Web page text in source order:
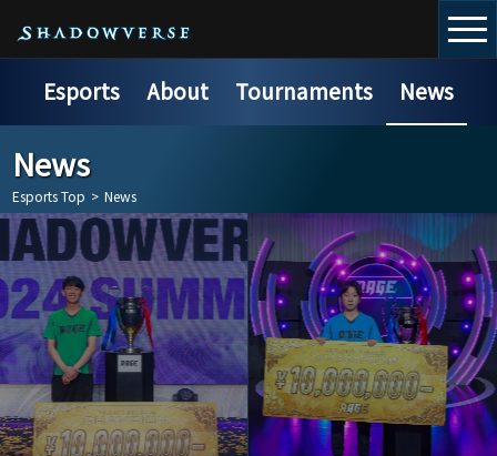
Esports About Tournaments News
News
Esports Top > News